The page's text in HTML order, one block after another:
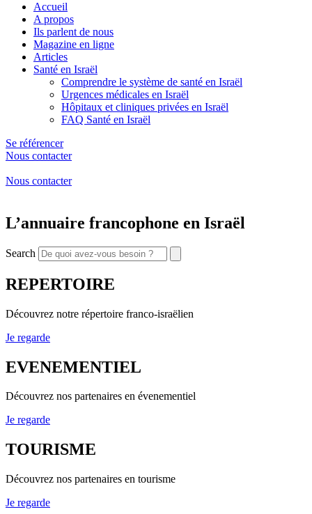
Accueil
A propos
Ils parlent de nous
Magazine en ligne
Articles
Santé en Israël
Comprendre le système de santé en Israël
Urgences médicales en Israël
Hôpitaux et cliniques privées en Israël
FAQ Santé en Israël
Se référencer
Nous contacter
Nous contacter
L’annuaire francophone en Israël
Search
REPERTOIRE
Découvrez notre répertoire franco-israëlien
Je regarde
EVENEMENTIEL
Découvrez nos partenaires en évenementiel
Je regarde
TOURISME
Découvrez nos partenaires en tourisme
Je regarde